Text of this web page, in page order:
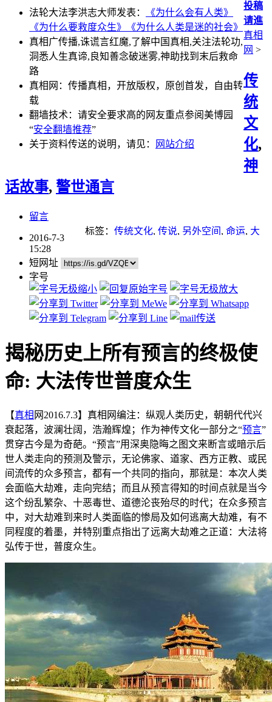
法轮大法李洪志大师发表：
《为什么会有人类》
《为什么要救度众生》
《为什么人类是迷的社会》
真相广传播,诛谎言红魔,了解中国真相,关注法轮功,
洞悉人生真谛,良知善念破迷雾,神助找到末后救命
路
真相网：传播真相，开放版权，原创首发，自由转
载
翻墙技术：请安全要求高的网友重点参阅美博园
“安全翻墙推荐”
关于资料传送的说明，请见：
网站介绍
投稿
请進
真相
网 >
传
统
文
化,
神
话故事, 警世通言
留言
标签： 传统文化, 传说, 另外空间 , 命运, 大
2016-7-3
15:28
短网址
字号
揭秘历史上所有预言的终极使
命: 大法传世普度众生
【真相 网2016.7.3】真相网编注：纵观人类历史，朝朝代代兴
衰起落，波澜壮阔，浩瀚辉煌；作为神传文化一部分之“预言”
贯穿古今是为奇葩。“预言”用深奥隐晦之图文来断言或暗示后
世人类走向的预测及警示，无论佛家、道家、西方正教、或民
间流传的众多预言，都有一个共同的指向，那就是：本次人类
会面临大劫难，走向完结；而且从预言得知的时间点就是当今
这个纷乱繁杂、十恶毒世、道德沦丧殆尽的时代；在众多预言
中，对大劫难到来时人类面临的惨局及如何逃离大劫难，有不
同程度的着墨，并特别重点指出了远离大劫难之正道：大法将
弘传于世，普度众生。